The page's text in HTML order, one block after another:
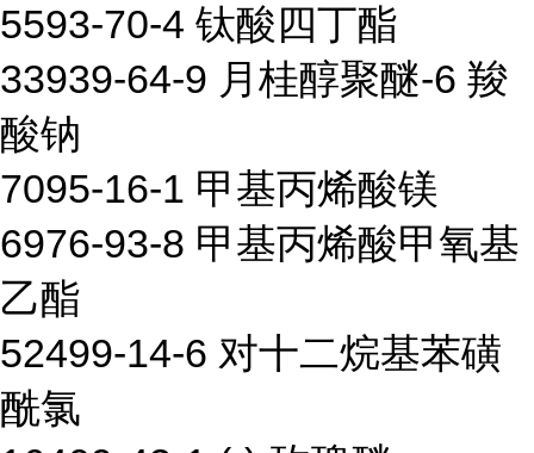
5593-70-4 钛酸四丁酯
33939-64-9 月桂醇聚醚-6 羧
酸钠
7095-16-1 甲基丙烯酸镁
6976-93-8 甲基丙烯酸甲氧基
乙酯
52499-14-6 对十二烷基苯磺
酰氯